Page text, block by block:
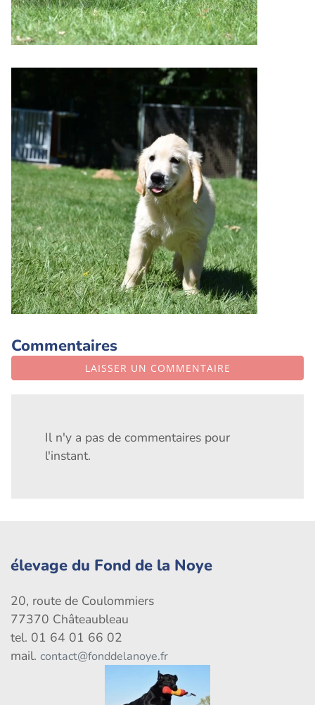
Commentaires
LAISSER UN COMMENTAIRE
Il n'y a pas de commentaires pour
l'instant.
élevage du Fond de la Noye
20, route de Coulommiers
77370 Châteaubleau
tel. 01 64 01 66 02
mail. contact@fonddelanoye.fr